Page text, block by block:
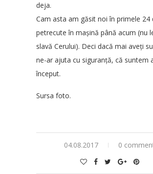
deja.
Cam asta am găsit noi în primele 24
petrecute în mașină până acum (nu
slavă Cerului). Deci dacă mai aveți
ne-ar ajuta cu siguranță, că suntem
început.
Sursa foto.
04.08.2017 0